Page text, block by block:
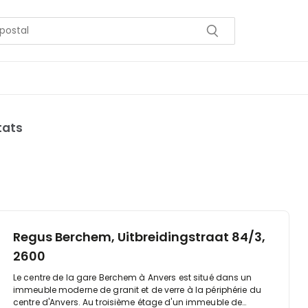
Regus Berchem, Uitbreidingstraat 84/3,
2600
Le centre de la gare Berchem à Anvers est situé dans un
immeuble moderne de granit et de verre à la périphérie du
centre d'Anvers. Au troisième étage d'un immeuble de